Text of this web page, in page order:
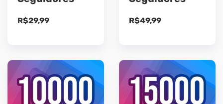
R$29,99 R$49,99